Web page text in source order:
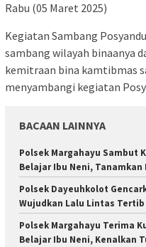
Rabu (05 Maret 2025)
Kegiatan Sambang
sambang wilayah binaanya
kemitraan bina kamtibmas
menyambangi kegiatan
BACAAN LAINNYA
Polsek Margahayu Sambut
Belajar Ibu Neni,
Polsek Dayeuhkolot
Wujudkan Lalu Lintas Tertib
Polsek Margahayu Terima
Belajar Ibu Neni, Kenalkan